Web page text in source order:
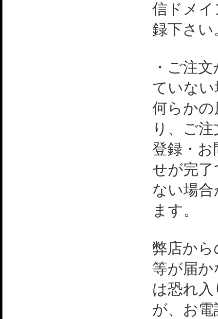
信ドメ
録下さい
・ご注
ていない
何らか
り、ご
登録・
せが完
ない場
ます。
弊店か
等が届
は恐れ
が、お